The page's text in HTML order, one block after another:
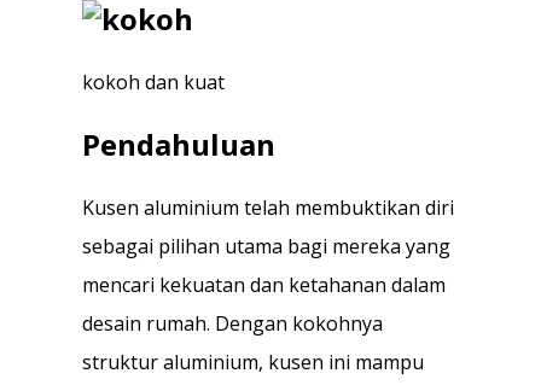
kokoh dan kuat
Pendahuluan
Kusen aluminium telah membuktikan diri
sebagai pilihan utama bagi mereka yang
mencari kekuatan dan ketahanan dalam
desain rumah. Dengan kokohnya
struktur aluminium, kusen ini mampu